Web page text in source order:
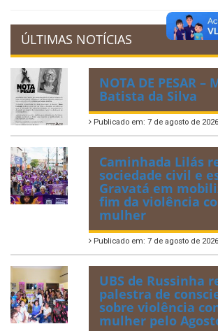
ÚLTIMAS NOTÍCIAS
NOTA DE PESAR
Batista da Silva
Publicado em: 7 de agosto de 2026
Caminhada Lilás
sociedade civil e
Gravatá em
fim da violência
mulher
Publicado em: 7 de agosto de 2026
UBS de Russinha
palestra de
sobre violência
mulher pelo